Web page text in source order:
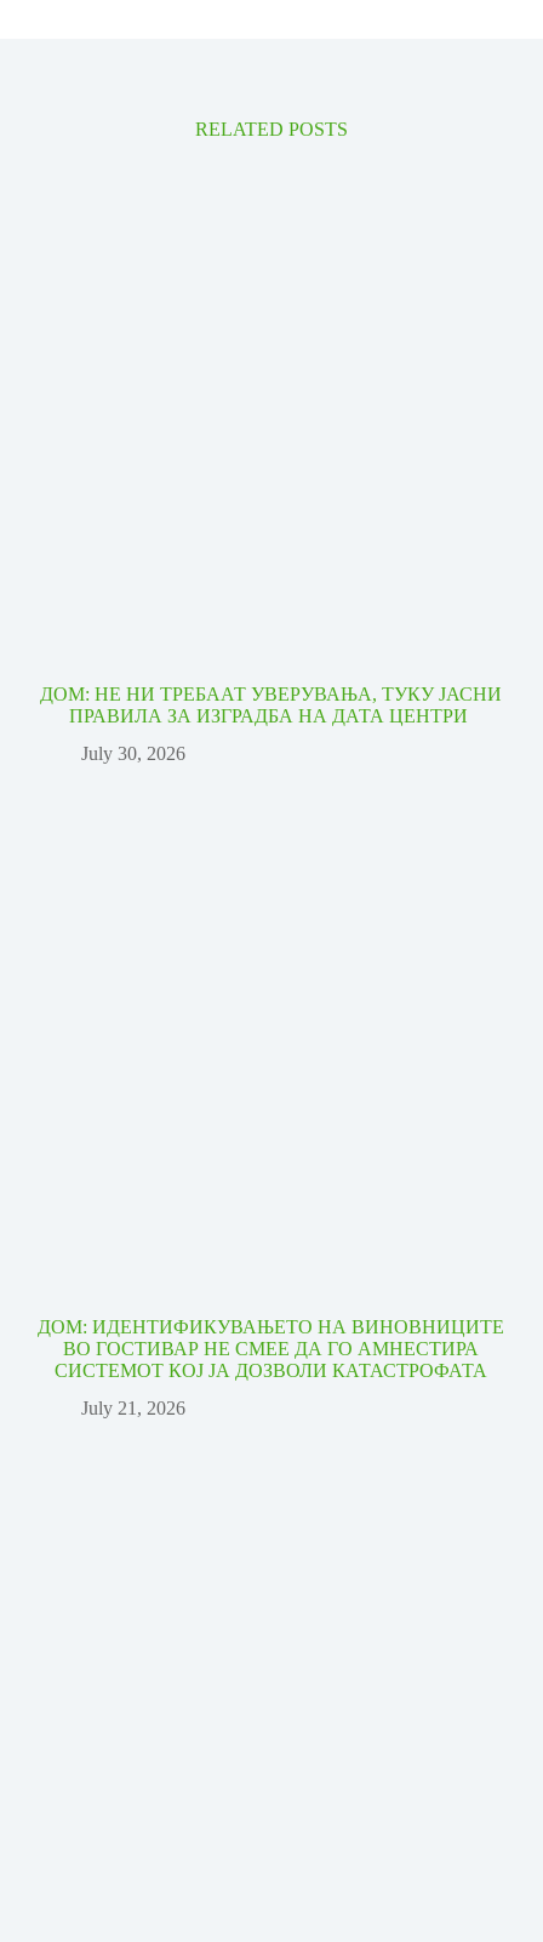
RELATED POSTS
ДОМ: НЕ НИ ТРЕБААТ УВЕРУВАЊА, ТУКУ ЈАСНИ
ПРАВИЛА ЗА ИЗГРАДБА НА ДАТА ЦЕНТРИ
July 30, 2026
ДОМ: ИДЕНТИФИКУВАЊЕТО НА ВИНОВНИЦИТЕ
ВО ГОСТИВАР НЕ СМЕЕ ДА ГО АМНЕСТИРА
СИСТЕМОТ КОЈ ЈА ДОЗВОЛИ КАТАСТРОФАТА
July 21, 2026